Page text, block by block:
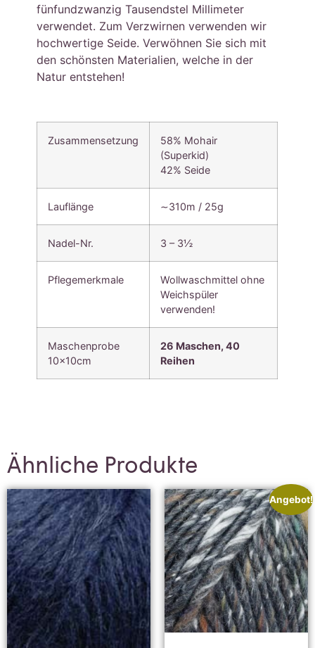
fünfundzwanzig Tausendstel Millimeter
verwendet. Zum Verzwirnen verwenden wir
hochwertige Seide. Verwöhnen Sie sich mit
den schönsten Materialien, welche in der
Natur entstehen!
Zusammensetzung
58% Mohair
(Superkid)
42% Seide
Lauflänge ∼310m / 25g
Nadel-Nr. 3 – 3½
Pflegemerkmale
Wollwaschmittel ohne
Weichspüler
verwenden!
Maschenprobe
10x10cm
26 Maschen,40
Reihen
Ähnliche Produkte
Angebot!